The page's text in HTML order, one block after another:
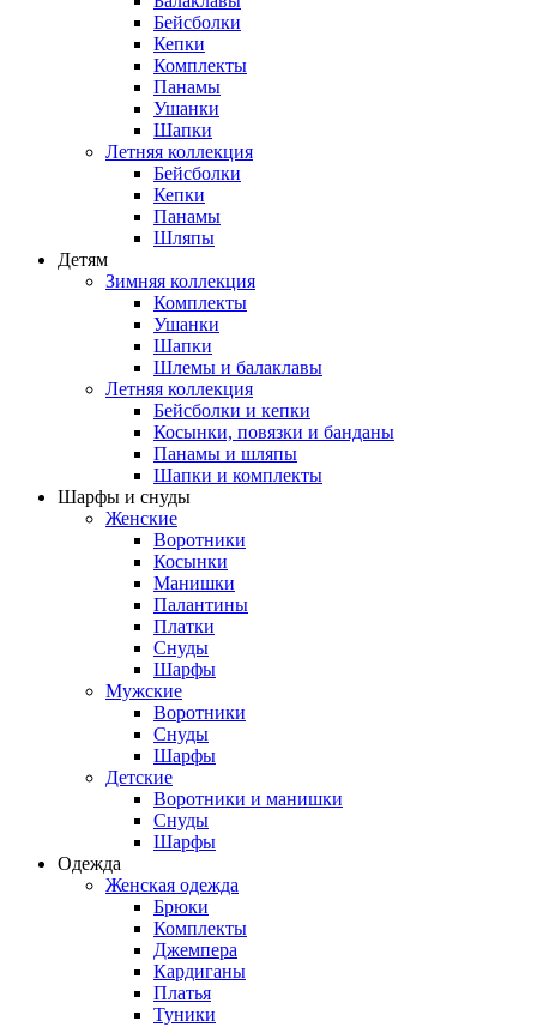
Бейсболки
Кепки
Комплекты
Панамы
Ушанки
Шапки
Летняя коллекция
Бейсболки
Кепки
Панамы
Шляпы
Детям
Зимняя коллекция
Комплекты
Ушанки
Шапки
Шлемы и балаклавы
Летняя коллекция
Бейсболки и кепки
Косынки, повязки и банданы
Панамы и шляпы
Шапки и комплекты
Шарфы и снуды
Женские
Воротники
Косынки
Манишки
Палантины
Платки
Снуды
Шарфы
Мужские
Воротники
Снуды
Шарфы
Детские
Воротники и манишки
Снуды
Шарфы
Одежда
Женская одежда
Брюки
Комплекты
Джемпера
Кардиганы
Платья
Туники